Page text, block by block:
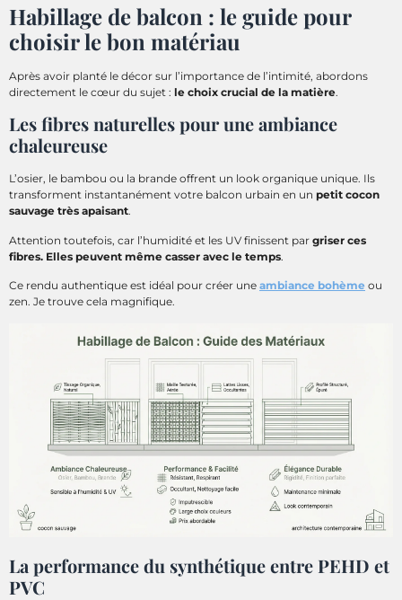
Habillage de balcon : le guide pour
choisir le bon matériau
Après avoir planté le décor sur l’importance de l’intimité, abordons
directement le cœur du sujet : le choix crucial de la matière.
Les fibres naturelles pour une ambiance
chaleureuse
L’osier, le bambou ou la brande offrent un look organique unique. Ils
transforment instantanément votre balcon urbain en un petit cocon
sauvage très apaisant.
Attention toutefois, car l’humidité et les UV finissent par griser ces
fibres. Elles peuvent même casser avec le temps.
Ce rendu authentique est idéal pour créer une ambiance bohème ou
zen. Je trouve cela magnifique.
La performance du synthétique entre PEHD et
PVC